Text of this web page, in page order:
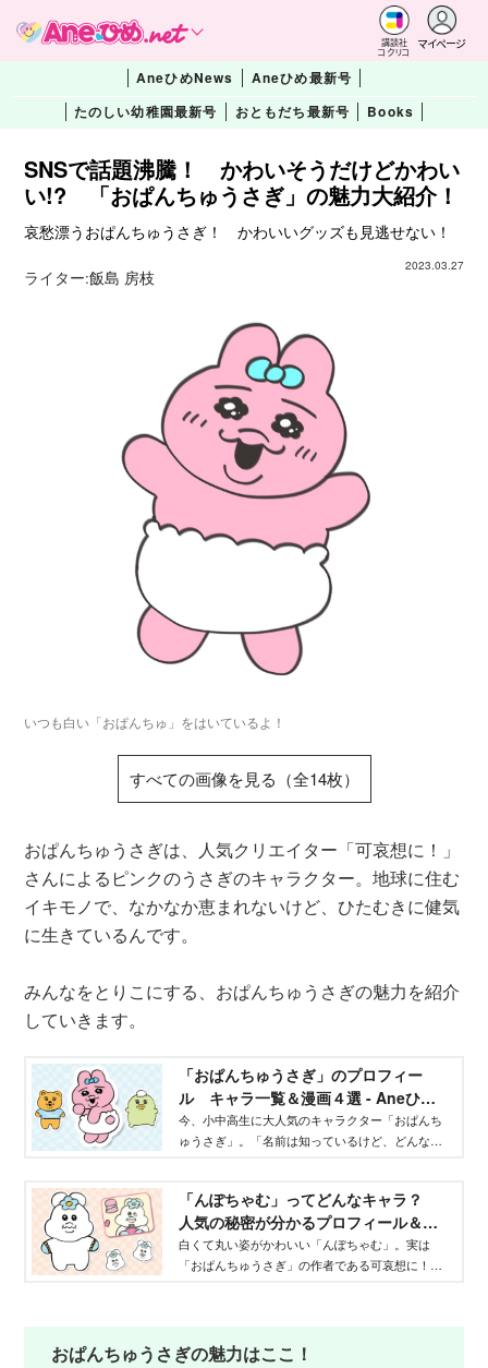
講談社
コクリコ
マイページ
AneひめNews
Aneひめ最新号
たのしい幼稚園最新号
おともだち最新号 Books
SNSで話題沸騰！ かわいそうだけどかわい
い!? 「おぱんちゅうさぎ」の魅力大紹介！
哀愁漂うおぱんちゅうさぎ！ かわいいグッズも見逃せない！
2023.03.27
ライター:飯島 房枝
いつも白い「おぱんちゅ」をはいているよ！
すべての画像を見る（全14枚）
おぱんちゅうさぎは、人気クリエイター「可哀想に！」
さんによるピンクのうさぎのキャラクター。地球に住む
イキモノで、なかなか恵まれないけど、ひたむきに健気
に生きているんです。
みんなをとりこにする、おぱんちゅうさぎの魅力を紹介
していきます。
「おぱんちゅうさぎ」のプロフィー
ル キャラ一覧＆漫画４選 - Aneひ
め.net｜講談社
今、小中高生に大人気のキャラクター「おぱんち
ゅうさぎ」。「名前は知っているけど、どんなキ
て、おぱんちゅうさぎのプロフィールや、漫画を
ご紹介します！ 読み終わるころには、おぱんち
ゅうさぎのことが大好きになっているはずです。
「んぽちゃむ」ってどんなキャラ？
人気の秘密が分かるプロフィール＆漫
画まとめ - Aneひめ.net｜講談社
白くて丸い姿がかわいい「んぽちゃむ」。実は
「おぱんちゅうさぎ」の作者である可哀想に！さ
おぱんちゅうさぎの魅力はここ！